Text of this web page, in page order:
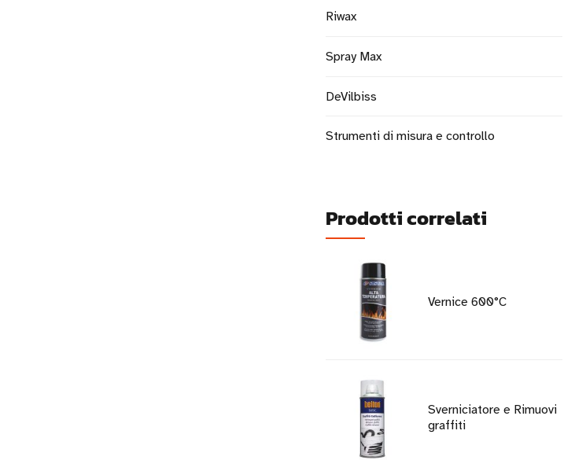
Riwax
Spray Max
DeVilbiss
Strumenti di misura e controllo
Prodotti correlati
Vernice 600°C
Sverniciatore e Rimuovi
graffiti